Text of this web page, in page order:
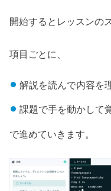
開始するとレッスンの
項目ごとに、
解説を読んで内容を
課題で手を動かして
で進めていきます。